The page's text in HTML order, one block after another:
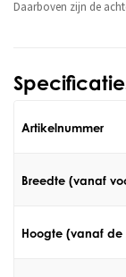
Daarboven zijn de
Artikelnummer
Breedte (vanaf
Hoogte (vanaf de